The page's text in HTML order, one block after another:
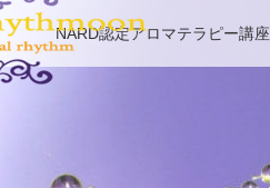
NARD認定アロマテラピー講座